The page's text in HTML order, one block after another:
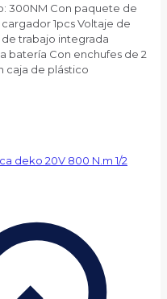
300NM Con paquete de
1pcs Voltaje de
de trabajo integrada
batería Con enchufes de 2
caja de plástico